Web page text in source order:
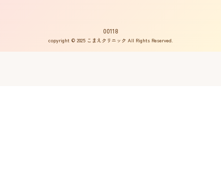
不妊ルーム物語
00118
copyright © 2025 こまえクリニック All Rights Reserved.